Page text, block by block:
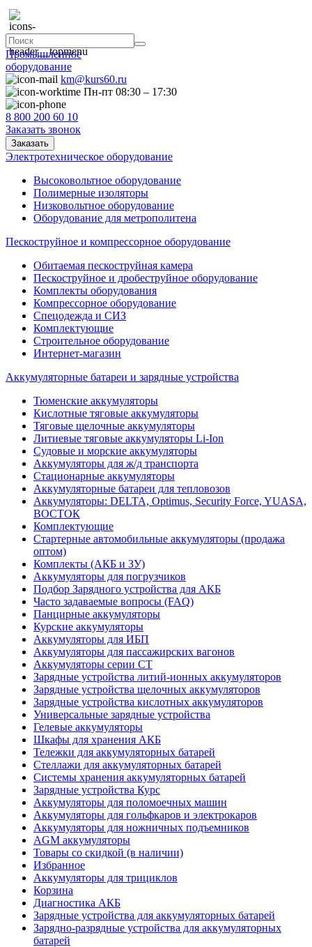
Промышленное
оборудование
km@kurs60.ru
Пн-пт 08:30 – 17:30
8 800 200 60 10
Заказать звонок
Заказать
Электротехническое оборудование
Высоковольтное оборудование
Полимерные изоляторы
Низковольтное оборудование
Оборудование для метрополитена
Пескоструйное и компрессорное оборудование
Обитаемая пескоструйная камера
Пескоструйное и дробеструйное оборудование
Комплекты оборудования
Компрессорное оборудование
Спецодежда и СИЗ
Комплектующие
Строительное оборудование
Интернет-магазин
Аккумуляторные батареи и зарядные устройства
Тюменские аккумуляторы
Кислотные тяговые аккумуляторы
Тяговые щелочные аккумуляторы
Литиевые тяговые аккумуляторы Li-Ion
Судовые и морские аккумуляторы
Аккумуляторы для ж/д транспорта
Стационарные аккумуляторы
Аккумуляторные батареи для тепловозов
Аккумуляторы: DELTA, Optimus, Security Force, YUASA,
ВОСТОК
Комплектующие
Стартерные автомобильные аккумуляторы (продажа
оптом)
Комплекты (АКБ и ЗУ)
Аккумуляторы для погрузчиков
Подбор Зарядного устройства для АКБ
Часто задаваемые вопросы (FAQ)
Панцирные аккумуляторы
Курские аккумуляторы
Аккумуляторы для ИБП
Аккумуляторы для пассажирских вагонов
Аккумуляторы серии СТ
Зарядные устройства литий-ионных аккумуляторов
Зарядные устройства щелочных аккумуляторов
Зарядные устройства кислотных аккумуляторов
Универсальные зарядные устройства
Гелевые аккумуляторы
Шкафы для хранения АКБ
Тележки для аккумуляторных батарей
Стеллажи для аккумуляторных батарей
Системы хранения аккумуляторных батарей
Зарядные устройства Курс
Аккумуляторы для поломоечных машин
Аккумуляторы для гольфкаров и электрокаров
Аккумуляторы для ножничных подъемников
AGM аккумуляторы
Товары со скидкой (в наличии)
Избранное
Аккумуляторы для трициклов
Корзина
Диагностика АКБ
Зарядные устройства для аккумуляторных батарей
Зарядно-разрядные устройства для аккумуляторных
батарей